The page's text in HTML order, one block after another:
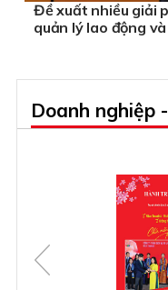
Đề xuất nhiều giải
quản lý lao động
Doanh nghiệp